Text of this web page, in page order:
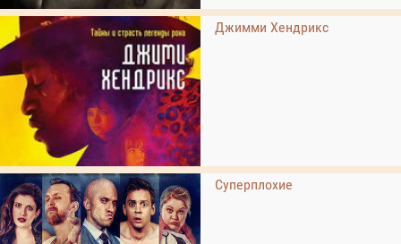
Джимми Хендрикс
Суперплохие